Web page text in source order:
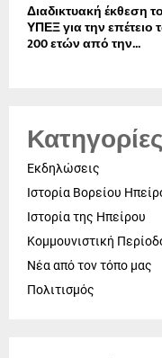
Διαδικτυακή έκθεση
ΥΠΕΞ για την επέτειο
200 ετών από την...
Κατηγορίες
Εκδηλώσεις
Ιστορία Βορείου
Ιστορία της Ηπείρου
Κομμουνιστική
Νέα από τον τόπο μας
Πολιτισμός